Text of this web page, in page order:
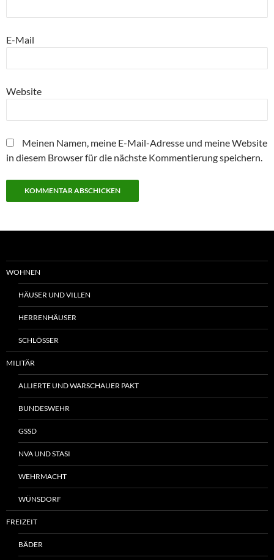
E-Mail
Website
Meinen Namen, meine E-Mail-Adresse und meine Website
in diesem Browser für die nächste Kommentierung speichern.
WOHNEN
HÄUSER UND VILLEN
HERRENHÄUSER
SCHLÖSSER
MILITÄR
ALLIERTE UND WARSCHAUER PAKT
BUNDESWEHR
GSSD
NVA UND STASI
WEHRMACHT
WÜNSDORF
FREIZEIT
BÄDER